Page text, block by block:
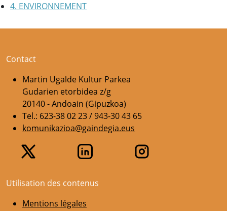
4. ENVIRONNEMENT
Contact
Martin Ugalde Kultur Parkea
Gudarien etorbidea z/g
20140 - Andoain (Gipuzkoa)
Tel.: 623-38 02 23 / 943-30 43 65
komunikazioa@gaindegia.eus
Utilisation des contenus
Mentions légales